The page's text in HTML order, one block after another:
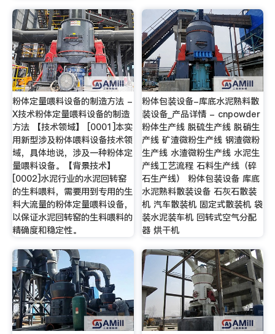
粉体定量喂料设备的制造方法 -
X技术粉体定量喂料设备的制造
方法 【技术领域】 [0001]本实
用新型涉及粉体喂料设备技术领
域，具体地说，涉及一种粉体定
量喂料设备。【背景技术】
[0002]水泥行业的水泥回转窑
的生料喂料，需要用到专用的生
料大流量的粉体定量喂料设备，
以保证水泥回转窑的生料喂料的
精确度和稳定性。
粉体包装设备-库底水泥熟料散
装设备_产品详情 - cnpowder
粉体生产线 脱硫生产线 脱硝生
产线 矿渣微粉生产线 钢渣微粉
生产线 水渣微粉生产线 水泥生
产线工艺流程 石料生产线（碎
石生产线） 粉体包装设备 库底
水泥熟料散装设备 石灰石散装
机 汽车散装机 固定式散装机 袋
装水泥装车机 回转式空气分配
器 烘干机